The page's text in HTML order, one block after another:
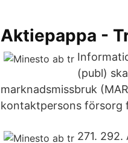
Aktiepappa -
(publ)
marknadsmissbruk
kontaktpersons försorg
271. 292.